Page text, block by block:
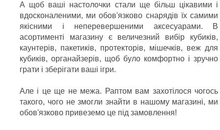
А щоб ваші настолочки стали ще більш цікавими і
вдосконаленими, ми обов'язково снарядів їх самими
якісними і неперевершеними аксесуарами. В
асортименті магазину є величезний вибір кубиків,
каунтерів, пакетиків, протекторів, мішечків, веж для
кубиків, органайзерів, щоб було комфортно і зручно
грати і зберігати ваші ігри.
Але і це ще не межа. Раптом вам захотілося чогось
такого, чого не змогли знайти в нашому магазині, ми
обов'язково привеземо це під замовлення!